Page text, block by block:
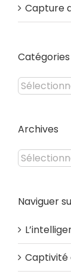
Capture
Catégories
du
Archives
Archives
Naviguer
Captivité